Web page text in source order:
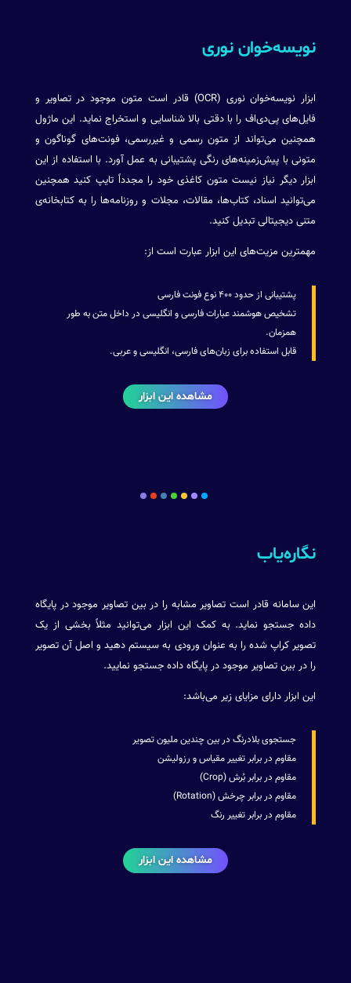
نویسه‌خوان نوری
ابزار نویسه‌خوان نوری (OCR) قادر است متون موجود در تصاویر و
فایل‌های پی‌دی‌اف را با دقتی بالا شناسایی و استخراج نماید. این ماژول
همچنین می‌تواند از متون رسمی و غیررسمی، فونت‌های گوناگون و
متونی با پیش‌زمینه‌های رنگی پشتیبانی به عمل آورد. با استفاده از این
ابزار دیگر نیاز نیست متون کاغذی خود را مجدداً تایپ کنید همچنین
می‌توانید اسناد، کتاب‌ها، مقالات، مجلات و روزنامه‌ها را به کتابخانه‌ی
متنی دیجیتالی تبدیل کنید.
مهمترین مزیت‌های این ابزار عبارت است از:
پشتیبانی از حدود ۴۰۰ نوع فونت فارسی
تشخیص هوشمند عبارات فارسی و انگلیسی در داخل متن به طور
همزمان.
قابل استفاده برای زبان‌های فارسی، انگلیسی و عربی.
مشاهده این ابزار
نگاره‌یاب
این سامانه قادر است تصاویر مشابه را در بین تصاویر موجود در پایگاه
داده جستجو نماید. به کمک این ابزار می‌توانید مثلاً بخشی از یک
تصویر کراپ شده را به عنوان ورودی به سیستم دهید و اصل آن تصویر
را در بین تصاویر موجود در پایگاه داده جستجو نمایید.
این ابزار دارای مزایای زیر می‌باشد:
جستجوی بلادرنگ در بین چندین ملیون تصویر
مقاوم در برابر تغییر مقیاس و رزولیشن
مقاوم در برابر بُرش (Crop)
مقاوم در برابر چرخش (Rotation)
مقاوم در برابر تغییر رنگ
مشاهده این ابزار